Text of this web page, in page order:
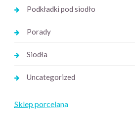
Podkładki pod siodło
Porady
Siodła
Uncategorized
Sklep porcelana